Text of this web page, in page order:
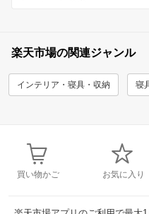
楽天市場の関連ジャンル
インテリア・寝具・収納 寝
買い物かご お気に入り